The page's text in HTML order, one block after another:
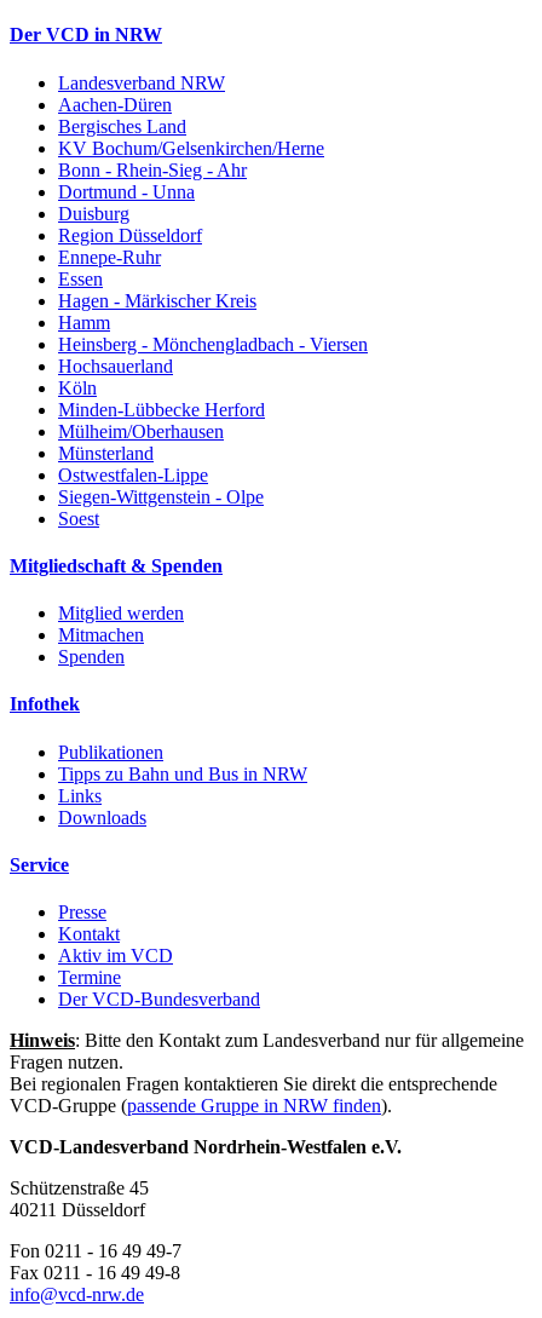
Der VCD in NRW
Landesverband NRW
Aachen-Düren
Bergisches Land
KV Bochum/Gelsenkirchen/Herne
Bonn - Rhein-Sieg - Ahr
Dortmund - Unna
Duisburg
Region Düsseldorf
Ennepe-Ruhr
Essen
Hagen - Märkischer Kreis
Hamm
Heinsberg - Mönchengladbach - Viersen
Hochsauerland
Köln
Minden-Lübbecke Herford
Mülheim/Oberhausen
Münsterland
Ostwestfalen-Lippe
Siegen-Wittgenstein - Olpe
Soest
Mitgliedschaft & Spenden
Mitglied werden
Mitmachen
Spenden
Infothek
Publikationen
Tipps zu Bahn und Bus in NRW
Links
Downloads
Service
Presse
Kontakt
Aktiv im VCD
Termine
Der VCD-Bundesverband
Hinweis: Bitte den Kontakt zum Landesverband nur für allgemeine
Fragen nutzen.
Bei regionalen Fragen kontaktieren Sie direkt die entsprechende
VCD-Gruppe (passende Gruppe in NRW finden).
VCD-Landesverband Nordrhein-Westfalen e.V.
Schützenstraße 45
40211 Düsseldorf
Fon 0211 - 16 49 49-7
Fax 0211 - 16 49 49-8
info@vcd-nrw.de